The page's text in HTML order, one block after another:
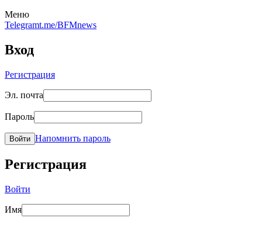
Меню
Telegramt.me/BFMnews
Вход
Регистрация
Эл. почта
Пароль
Войти Напомнить пароль
Регистрация
Войти
Имя